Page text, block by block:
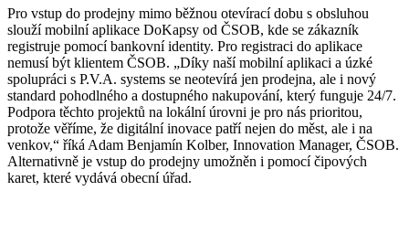
Pro vstup do prodejny mimo běžnou otevírací dobu s obsluhou
slouží mobilní aplikace DoKapsy od ČSOB, kde se zákazník
registruje pomocí bankovní identity. Pro registraci do aplikace
nemusí být klientem ČSOB. „Díky naší mobilní aplikaci a úzké
spolupráci s P.V.A. systems se neotevírá jen prodejna, ale i nový
standard pohodlného a dostupného nakupování, který funguje 24/7.
Podpora těchto projektů na lokální úrovni je pro nás prioritou,
protože věříme, že digitální inovace patří nejen do měst, ale i na
venkov,“ říká Adam Benjamín Kolber, Innovation Manager, ČSOB.
Alternativně je vstup do prodejny umožněn i pomocí čipových
karet, které vydává obecní úřad.